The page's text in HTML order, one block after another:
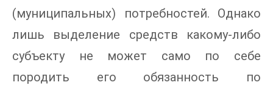
(муниципальных) потребностей. Однако
лишь выделение средств какому-либо
субъекту не может само по себе
породить его обязанность по